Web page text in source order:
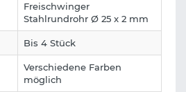
Freischwinger
Stahlrundrohr Ø 25 x 2 mm
Bis 4 Stück
Verschiedene Farben
möglich